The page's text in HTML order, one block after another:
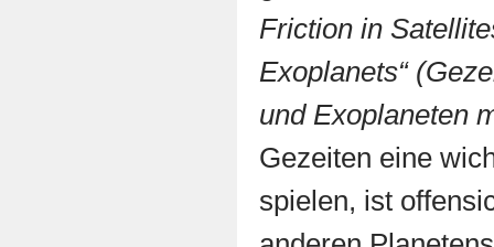
Friction in
Exoplanets“
und Exoplaneten
Gezeiten eine
spielen, ist